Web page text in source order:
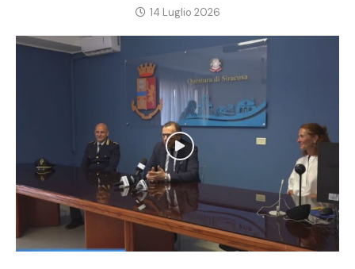
14 Luglio 2026